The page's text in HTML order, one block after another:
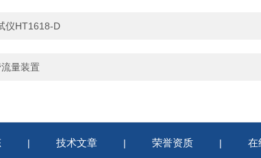
仪HT1618-D
量装置
| 技术文章 | 荣誉资质 | 在